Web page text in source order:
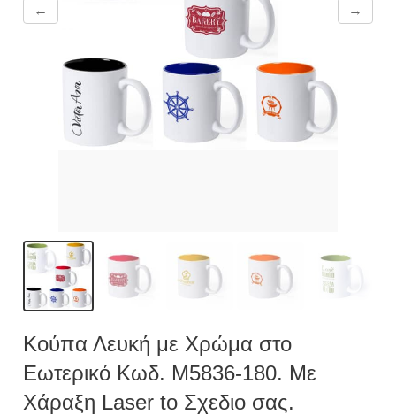
← →
Κούπα Λευκή με Χρώμα στο
Εωτερικό Κωδ. M5836-180. Με
Xάραξη Laser to Σχεδιο σας.